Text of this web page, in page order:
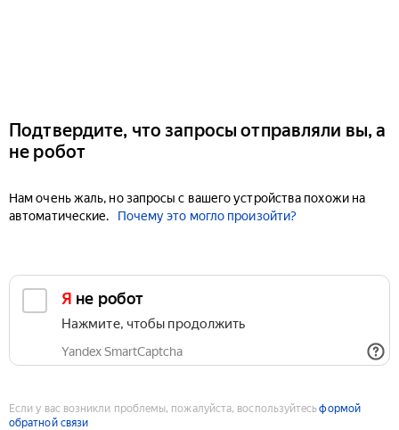
Подтвердите, что запросы отправляли вы, а
не робот
Нам очень жаль, но запросы с вашего устройства похожи на
автоматические.
Почему это могло произойти?
Я не робот
Нажмите, чтобы продолжить
Yandex SmartCaptcha
Если у вас возникли проблемы, пожалуйста, воспользуйтесьформой
обратной связи